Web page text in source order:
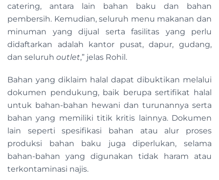
catering, antara lain bahan baku dan bahan
pembersih. Kemudian, seluruh menu makanan dan
minuman yang dijual serta fasilitas yang perlu
didaftarkan adalah kantor pusat, dapur, gudang,
dan seluruh outlet,” jelas Rohil.
Bahan yang diklaim halal dapat dibuktikan melalui
dokumen pendukung, baik berupa sertifikat halal
untuk bahan-bahan hewani dan turunannya serta
bahan yang memiliki titik kritis lainnya. Dokumen
lain seperti spesifikasi bahan atau alur proses
produksi bahan baku juga diperlukan, selama
bahan-bahan yang digunakan tidak haram atau
terkontaminasi najis.